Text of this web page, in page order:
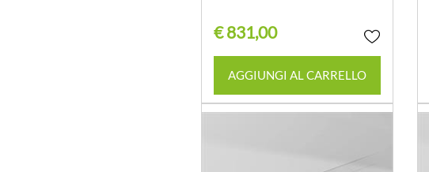
€ 831,00
AGGIUNGI AL CARRELLO